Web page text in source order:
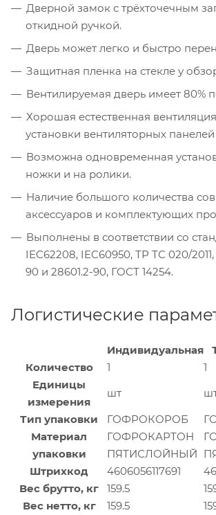
Дверной замок с трёхточечным
откидной ручкой.
Дверь может легко и быстро
Защитная пленка на стекле у
Вентилируемая дверь имеет 80%
Хорошая естественная
установки вентиляторных
Возможна одновременная
ножки и на ролики.
Наличие большого количества
аксессуаров и комплектующих
Выполнены в соответствии со
IEC62208, IEC60950, ТР ТС 020/
90 и 28601.2-90, ГОСТ 14254.
Логистические
Индивидуальная
Количество
1
1
Единицы
измерения
шт
Тип упаковки
ГОФРОКОРОБ
Материал
упаковки
ГОФРОКАРТОН
ПЯТИСЛОЙНЫЙ
Штрихкод
4606056117691
Вес брутто, кг
159.5
Вес нетто, кг
159.5